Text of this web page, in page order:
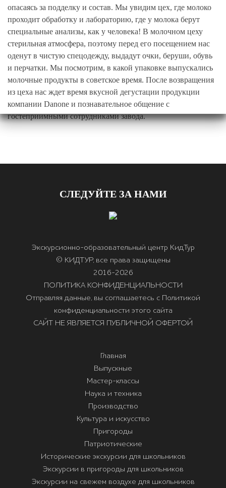
опасаясь за подделку и состав. Мы увидим цех, где молоко
проходит обработку и лабораторию, где у молока берут
специальные анализы, как у человека! В молочном цеху
стерильная атмосфера, поэтому перед его посещением нас
оденут в чистую спецодежду, выдадут очки, беруши, обувь
и перчатки. Мы посмотрим, в какой упаковке выпускались
молочные продукты в советское время. После возвращения
из цеха нас ждет время вкусной дегустации продукции
компании Danone и познавательное общение с
гостеприимными сотрудниками завода.
СЛЕДУЙТЕ ЗА НАМИ
Экскурсионно-образовательный центр КидТур
© КИДТУР, все права защищены
2016-2026
ПОЛИТИКА КОНФИДЕНЦИАЛЬНОСТИ
Отправляя данные, вы соглашаетесь с Политикой
конфиденциальности этого сайта
САЙТ НЕ ЯВЛЯЕТСЯ ПУБЛИЧНОЙ ОФЕРТОЙ
Главная
Выпускные
Мастер-классы
Наука и техника
Производство
Культура и искусство
Пригороды
Патриотические
Исторические экскурсии для школьников
Экскурсии в пригороды для школьников
Экскурсии на свежем воздухе для школьников